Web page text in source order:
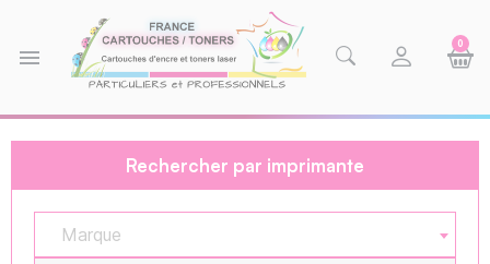
menu
0
Rechercher par imprimante
Marque